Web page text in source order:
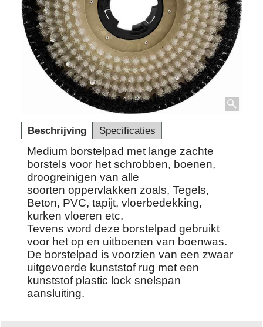
Beschrijving Specificaties
Medium borstelpad met lange zachte
borstels voor het schrobben, boenen,
droogreinigen van alle
soorten oppervlakken zoals, Tegels,
Beton, PVC, tapijt, vloerbedekking,
kurken vloeren etc.
Tevens word deze borstelpad gebruikt
voor het op en uitboenen van boenwas.
De borstelpad is voorzien van een zwaar
uitgevoerde kunststof rug met een
kunststof plastic lock snelspan
aansluiting.